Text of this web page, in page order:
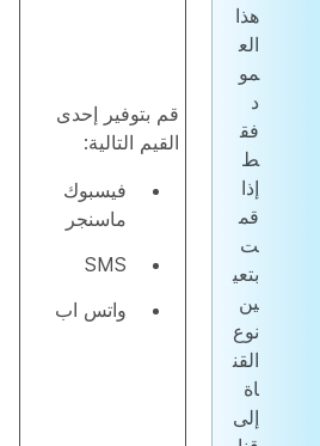
هذا
الع
مو
د
فق
ط
إذا
قم
ت
بتعي
ين
نوع
القن
اة
إلى
قم بتوفير إحدى
القيم التالية:
فيسبوك
ماسنجر
SMS
واتس اب